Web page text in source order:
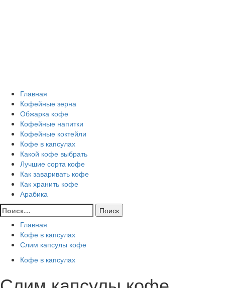
Главная
Кофейные зерна
Обжарка кофе
Кофейные напитки
Кофейные коктейли
Кофе в капсулах
Какой кофе выбрать
Лучшие сорта кофе
Как заваривать кофе
Как хранить кофе
Арабика
Найти:
Главная
Кофе в капсулах
Слим капсулы кофе
Кофе в капсулах